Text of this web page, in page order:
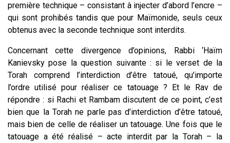
première technique – consistant à injecter d’abord l’encre –
qui sont prohibés tandis que pour Maïmonide, seuls ceux
obtenus avec la seconde technique sont interdits.
Concernant cette divergence d’opinions, Rabbi ‘Haïm
Kanievsky pose la question suivante : si le verset de la
Torah comprend l’interdiction d’être tatoué, qu’importe
l’ordre utilisé pour réaliser ce tatouage ? Et le Rav de
répondre : si Rachi et Rambam discutent de ce point, c’est
bien que la Torah ne parle pas d’interdiction d’être tatoué,
mais bien de celle de réaliser un tatouage. Une fois que le
tatouage a été réalisé – acte interdit par la Torah – la